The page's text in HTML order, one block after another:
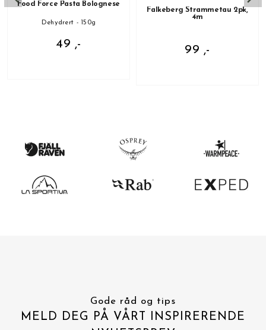
Food Force Pasta Bolognese
Dehydrert - 150g
49 ,-
Falkeberg Strammetau 2pk,
4m
99 ,-
Gode råd og tips
MELD DEG PÅ VÅRT INSPIRERENDE